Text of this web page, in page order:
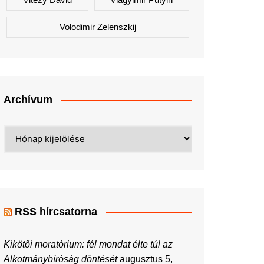
Volodimir Zelenszkij
Archívum
RSS hírcsatorna
Kikötői moratórium: fél mondat élte túl az
Alkotmánybíróság döntését augusztus 5,